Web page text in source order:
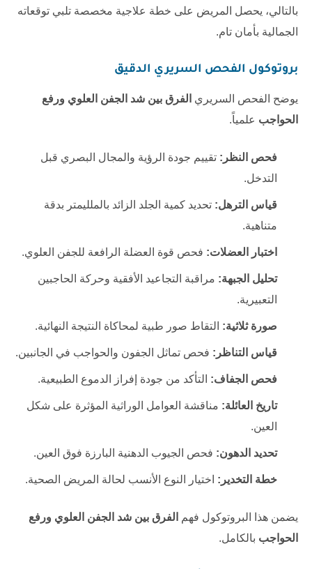
بالتالي، يحصل المريض على خطة علاجية مخصصة تلبي توقعاته
الجمالية بأمان تام.
بروتوكول الفحص السريري الدقيق
يوضح الفحص السريري الفرق بين شد الجفن العلوي ورفع
الحواجب علمياً.
فحص النظر: تقييم جودة الرؤية والمجال البصري قبل
التدخل.
قياس الترهل: تحديد كمية الجلد الزائد بالملليمتر بدقة
متناهية.
اختبار العضلات: فحص قوة العضلة الرافعة للجفن العلوي.
تحليل الجبهة: مراقبة التجاعيد الأفقية وحركة الحاجبين
التعبيرية.
صورة ثلاثية: التقاط صور طبية لمحاكاة النتيجة النهائية.
قياس التناظر: فحص تماثل الجفون والحواجب في الجانبين.
فحص الجفاف: التأكد من جودة إفراز الدموع الطبيعية.
تاريخ العائلة: مناقشة العوامل الوراثية المؤثرة على شكل
العين.
تحديد الدهون: فحص الجيوب الدهنية البارزة فوق العين.
خطة التخدير: اختيار النوع الأنسب لحالة المريض الصحية.
يضمن هذا البروتوكول فهم
الفرق بين شد الجفن العلوي ورفع
الحواجب بالكامل.